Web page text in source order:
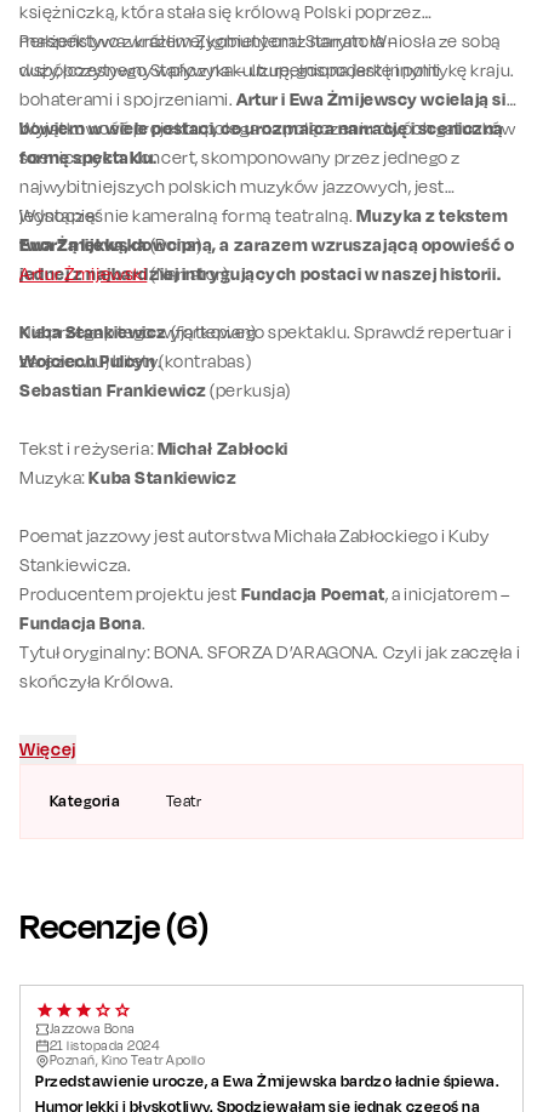
Kategoria Teatr
księżniczką, która stała się królową Polski poprzez
małżeństwo z królem Zygmuntem I Starym. Wniosła ze sobą
duży, pozytywny wpływ na kulturę, gospodarkę i politykę kraju.
Perspektywa wrażliwej kobiety oraz narratora –
współczesnego Stańczyka – uzupełniona jest innymi
bohaterami i spojrzeniami.Artur i Ewa Żmijewscy wcielają się
bowiem w wiele postaci, co urozmaica narrację i sceniczną
formę spektaklu.
Wyjątkowość projektu polega na połączeniu dwóch gatunków
scenicznych. Koncert, skomponowany przez jednego z
najwybitniejszych polskich muzyków jazzowych, jest
jednocześnie kameralną formą teatralną.Muzyka z tekstem
tworzą lekką, dowcipną, a zarazem wzruszającą opowieść o
jednej z najbardziej intrygujących postaci w naszej historii.
Nie przegap tego wyjątkowego spektaklu. Sprawdź repertuar i
zarezerwuj bilety.
Wystąpią:
Ewa Żmijewska(Bona)
Artur Żmijewski(Narrator)
Kuba Stankiewicz(fortepian)
Wojciech Pulcyn(kontrabas)
Sebastian Frankiewicz(perkusja)
Tekst i reżyseria:Michał Zabłocki
Muzyka:Kuba Stankiewicz
Poemat jazzowy jest autorstwa Michała Zabłockiego i Kuby
Stankiewicza.
Producentem projektu jest Fundacja Poemat, a inicjatorem –
Fundacja Bona.
Tytuł oryginalny: BONA. SFORZA D’ARAGONA. Czyli jak zaczęła i
skończyła Królowa.
Więcej
Recenzje (6)
Jazzowa Bona
21 listopada 2024
Poznań, Kino Teatr Apollo
Przedstawienie urocze, a Ewa Żmijewska bardzo ładnie śpiewa.
Humor lekki i błyskotliwy. Spodziewałam się jednak czegoś na